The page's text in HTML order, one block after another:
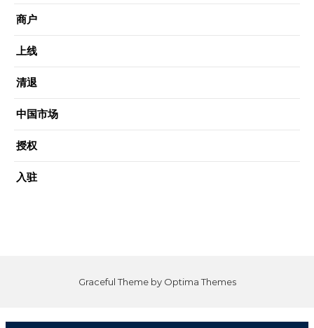
商户
上线
清退
中国市场
授权
入驻
Graceful Theme by Optima Themes